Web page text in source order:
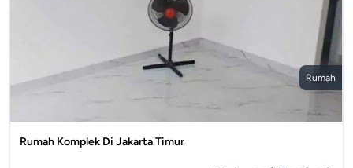
Rumah
Rumah Komplek Di Jakarta Timur